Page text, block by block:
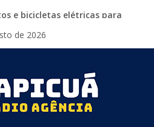
Fazenda Rosa estreia na
do agronegócio
nesta sexta-feira em Cuiabá o
AgroFestival, com rodeio e
de 2026